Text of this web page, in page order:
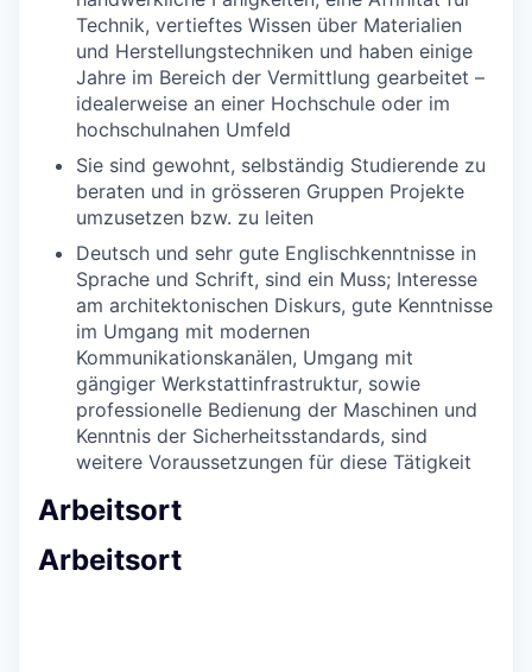
Technik, vertieftes Wissen über Materialien
und Herstellungstechniken und haben einige
Jahre im Bereich der Vermittlung gearbeitet –
idealerweise an einer Hochschule oder im
hochschulnahen Umfeld
Sie sind gewohnt, selbständig Studierende zu
beraten und in grösseren Gruppen Projekte
umzusetzen bzw. zu leiten
Deutsch und sehr gute Englischkenntnisse in
Sprache und Schrift, sind ein Muss; Interesse
am architektonischen Diskurs, gute Kenntnisse
im Umgang mit modernen
Kommunikationskanälen, Umgang mit
gängiger Werkstattinfrastruktur, sowie
professionelle Bedienung der Maschinen und
Kenntnis der Sicherheitsstandards, sind
weitere Voraussetzungen für diese Tätigkeit
Arbeitsort
Arbeitsort